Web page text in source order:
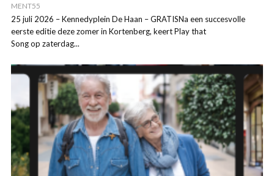
MENT55
25 juli 2026 – Kennedyplein De Haan – GRATISNa een succesvolle
eerste editie deze zomer in Kortenberg, keert Play that
Song op zaterdag...